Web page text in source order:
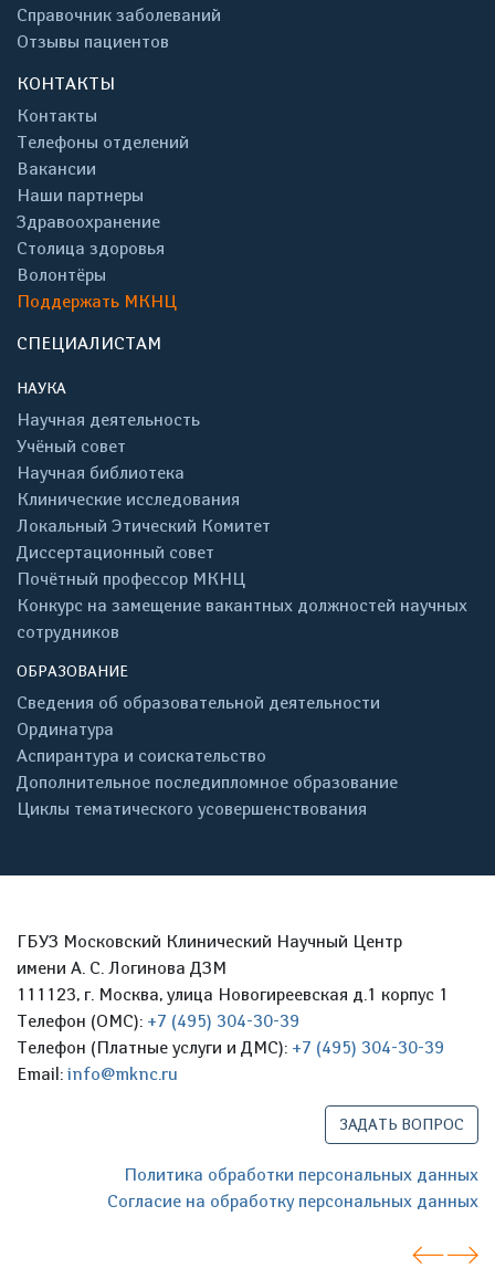
Справочник заболеваний
Отзывы пациентов
КОНТАКТЫ
Контакты
Телефоны отделений
Вакансии
Наши партнеры
Здравоохранение
Столица здоровья
Волонтёры
Поддержать МКНЦ
СПЕЦИАЛИСТАМ
НАУКА
Научная деятельность
Учёный совет
Научная библиотека
Клинические исследования
Локальный Этический Комитет
Диссертационный совет
Почётный профессор МКНЦ
Конкурс на замещение вакантных должностей научных
сотрудников
ОБРАЗОВАНИЕ
Сведения об образовательной деятельности
Ординатура
Аспирантура и соискательство
Дополнительное последипломное образование
Циклы тематического усовершенствования
ГБУЗ Московский Клинический Научный Центр
имени А. С. Логинова ДЗМ
111123, г. Москва, улица Новогиреевская д.1 корпус 1
Телефон (ОМС): +7 (495) 304-30-39
Телефон (Платные услуги и ДМС): +7 (495) 304-30-39
Email: info@mknc.ru
ЗАДАТЬ ВОПРОС
Политика обработки персональных данных
Согласие на обработку персональных данных